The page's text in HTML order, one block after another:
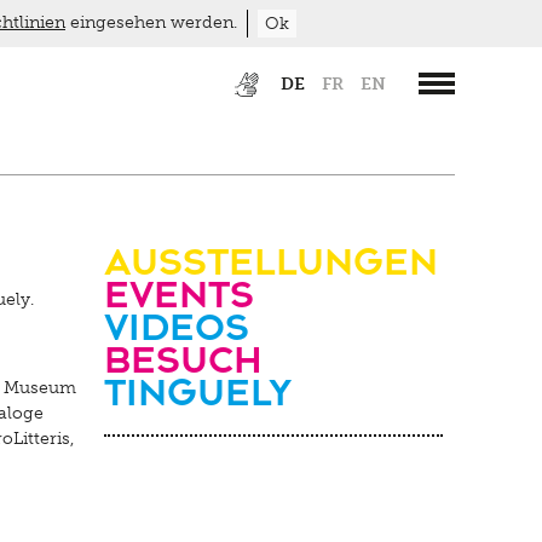
DE FR EN
Ausstellungen
Events
Videos
Besuch
Tinguely
eingesehen werden. Ok